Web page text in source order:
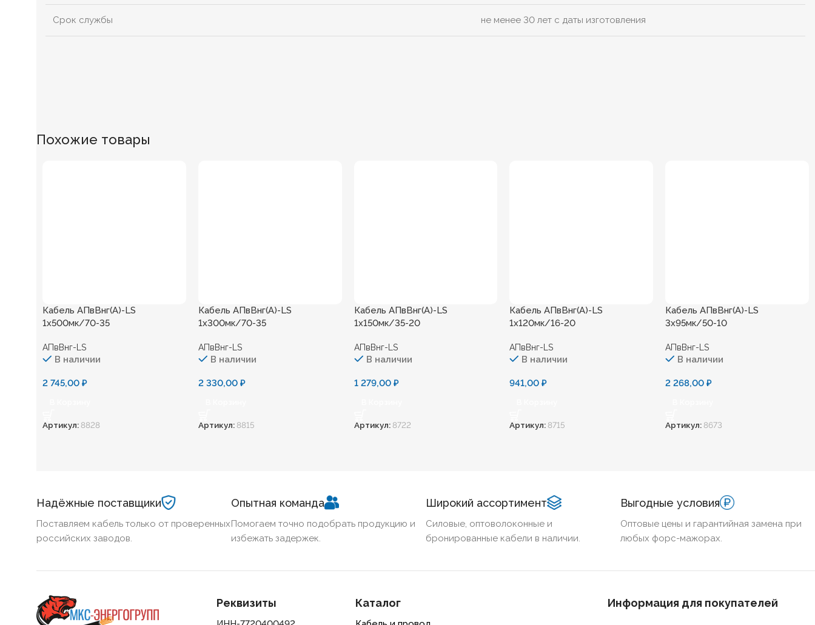
Срок службы не менее 30 лет с даты изготовления
Похожие товары
Кабель АПвВнг(А)-LS
1х500мк/70-35
АПвВнг-LS
В наличии
2 745,00 ₽
Артикул:8828
Кабель АПвВнг(А)-LS
1х300мк/70-35
АПвВнг-LS
В наличии
2 330,00 ₽
Артикул:8815
Кабель АПвВнг(А)-LS
1х150мк/35-20
АПвВнг-LS
В наличии
1 279,00 ₽
Артикул:8722
Кабель АПвВнг(А)-LS
1х120мк/16-20
АПвВнг-LS
В наличии
941,00₽
Артикул:8715
Кабель АПвВнг(А)-LS
3х95мк/50-10
АПвВнг-LS
В наличии
2 268,00₽
Артикул:8673
Надёжные поставщики
Поставляем кабель только от проверенных
российских заводов.
Опытная команда
Помогаем точно подобрать продукцию и
избежать задержек.
Широкий ассортимент
Силовые, оптоволоконные и
бронированные кабели в наличии.
Выгодные условия
Оптовые цены и гарантийная замена при
любых форс-мажорах.
Реквизиты Каталог Информация для покупателей